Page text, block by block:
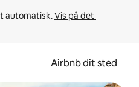
automatisk. Vis på det
Airbnb dit sted